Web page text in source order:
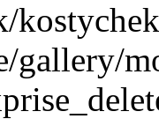
gallery/